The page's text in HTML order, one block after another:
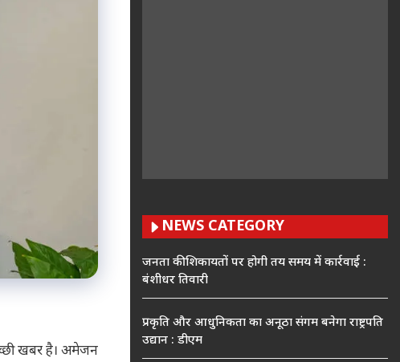
खबर है। अमेजन
NEWS CATEGORY
जनता की शिकायतों पर होगी तय समय में कार्रवाई :
बंशीधर तिवारी
प्रकृति और आधुनिकता का अनूठा संगम बनेगा राष्ट्रपति
उद्यान : डीएम